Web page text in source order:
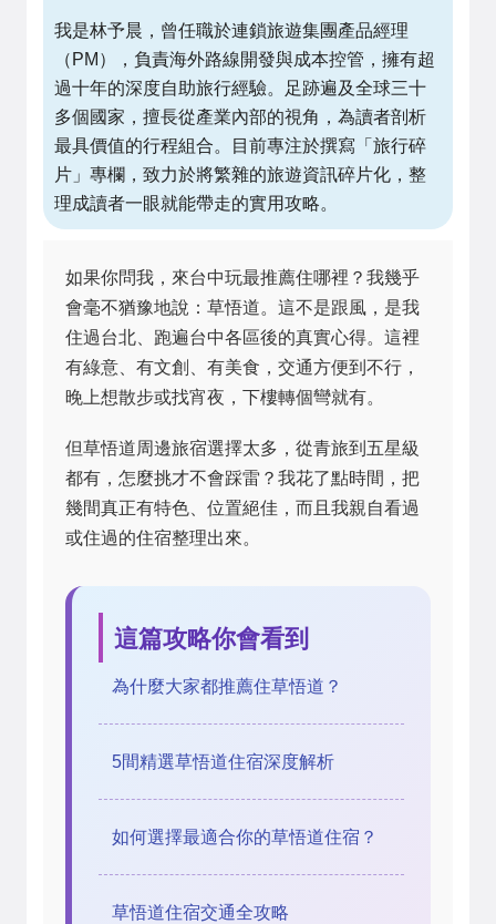
我是林予晨，曾任職於連鎖旅遊集團產品經理
（PM），負責海外路線開發與成本控管，擁有超
過十年的深度自助旅行經驗。足跡遍及全球三十
多個國家，擅長從產業內部的視角，為讀者剖析
最具價值的行程組合。目前專注於撰寫「旅行碎
片」專欄，致力於將繁雜的旅遊資訊碎片化，整
理成讀者一眼就能帶走的實用攻略。
如果你問我，來台中玩最推薦住哪裡？我幾乎
會毫不猶豫地說：草悟道。這不是跟風，是我
住過台北、跑遍台中各區後的真實心得。這裡
有綠意、有文創、有美食，交通方便到不行，
晚上想散步或找宵夜，下樓轉個彎就有。
但草悟道周邊旅宿選擇太多，從青旅到五星級
都有，怎麼挑才不會踩雷？我花了點時間，把
幾間真正有特色、位置絕佳，而且我親自看過
或住過的住宿整理出來。
這篇攻略你會看到
為什麼大家都推薦住草悟道？
5間精選草悟道住宿深度解析
如何選擇最適合你的草悟道住宿？
草悟道住宿交通全攻略